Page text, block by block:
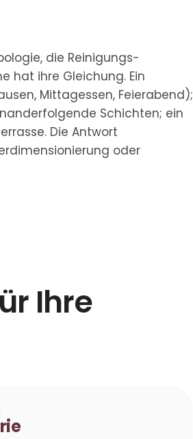
die Reinigungs-
hat ihre Gleichung. Ein
Mittagessen, Feierabend);
Schichten; ein
Die Antwort
oder
Ihre